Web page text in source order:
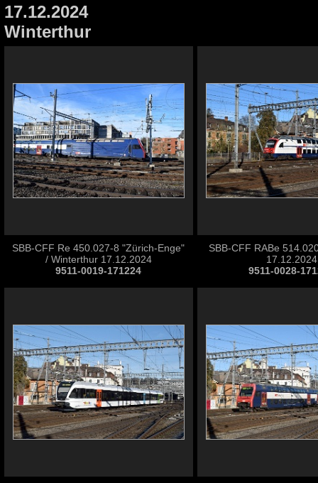
17.12.2024
Winterthur
SBB-CFF Re 450.027-8 "Zürich-Enge"
/ Winterthur 17.12.2024
9511-0019-171224
SBB-CFF RABe
17.12.2024
9511-0028-